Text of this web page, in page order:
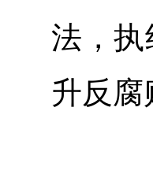
法，
升反